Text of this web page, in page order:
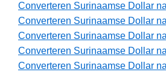
Converteren Surinaamse Dollar
Converteren Surinaamse Dollar
Converteren Surinaamse Dollar
Converteren Surinaamse Dollar
Converteren Surinaamse Dollar